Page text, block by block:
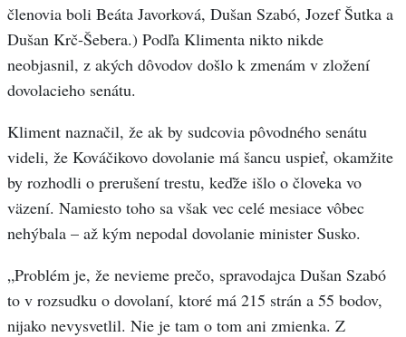
členovia boli Beáta Javorková, Dušan Szabó, Jozef Šutka a
Dušan Krč-Šebera.) Podľa Klimenta nikto nikde
neobjasnil, z akých dôvodov došlo k zmenám v zložení
dovolacieho senátu.
Kliment naznačil, že ak by sudcovia pôvodného senátu
videli, že Kováčikovo dovolanie má šancu uspieť, okamžite
by rozhodli o prerušení trestu, keďže išlo o človeka vo
väzení. Namiesto toho sa však vec celé mesiace vôbec
nehýbala – až kým nepodal dovolanie minister Susko.
„Problém je, že nevieme prečo, spravodajca Dušan Szabó
to v rozsudku o dovolaní, ktoré má 215 strán a 55 bodov,
nijako nevysvetlil. Nie je tam o tom ani zmienka. Z